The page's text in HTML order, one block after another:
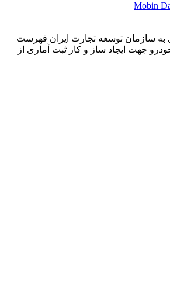
Mobin
سازمان توسعه تجارت ایران فهرست
جهت ایجاد ساز و کار ثبت آماری از